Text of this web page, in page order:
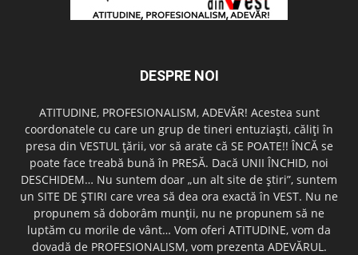
DESPRE NOI
ATITUDINE, PROFESIONALISM, ADEVĂR! Acestea sunt
coordonatele cu care un grup de tineri entuziaşti, căliţi în
presa din VESTUL ţării, vor să arate că SE POATE!! ÎNCĂ se
poate face treabă bună în PRESĂ. Dacă UNII ÎNCHID, noi
DESCHIDEM… Nu suntem doar „un alt site de ştiri”, suntem
un SITE DE ŞTIRI care vrea să dea ora exactă în VEST. Nu ne
propunem să doborâm munţii, nu ne propunem să ne
luptăm cu morile de vânt… Vom oferi ATITUDINE, vom da
dovadă de PROFESIONALISM, vom prezenta ADEVĂRUL.